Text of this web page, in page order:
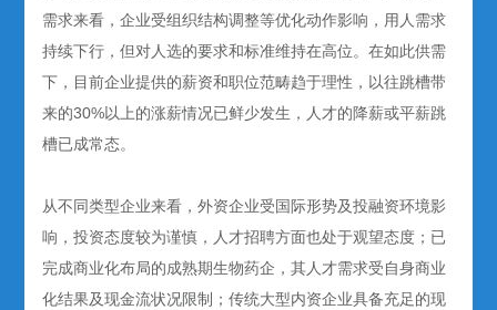
需求来看，企业受组织结构调整等优化动作影响，用人需求
持续下行，但对人选的要求和标准维持在高位。在如此供需
下，目前企业提供的薪资和职位范畴趋于理性，以往跳槽带
来的30%以上的涨薪情况已鲜少发生，人才的降薪或平薪跳
槽已成常态。
从不同类型企业来看，外资企业受国际形势及投融资环境影
响，投资态度较为谨慎，人才招聘方面也处于观望态度；已
完成商业化布局的成熟期生物药企，其人才需求受自身商业
化结果及现金流状况限制；传统大型内资企业具备充足的现